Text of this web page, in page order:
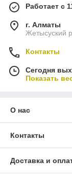
Работает с
г. Алматы
Жетысуский
Контакты
Сегодня
Показать
О нас
Контакты
Доставка и